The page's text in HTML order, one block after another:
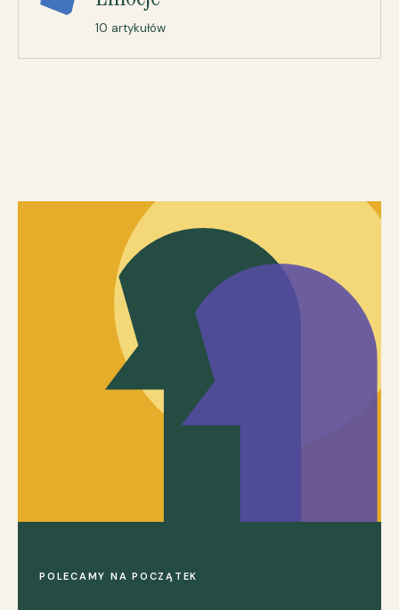
10 artykułów
POLECAMY NA POCZĄTEK